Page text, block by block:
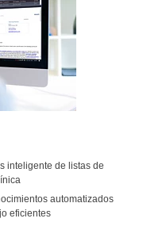
inteligente de listas de
automatizados
eficientes